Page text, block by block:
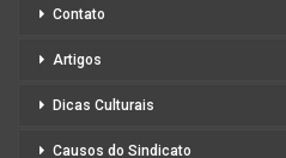
Contato
Artigos
Dicas Culturais
Causos do Sindicato